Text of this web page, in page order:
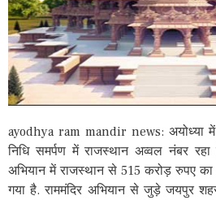
ayodhya ram mandir news: अयोध्या में
निधि समर्पण में राजस्थान अव्वल नंबर
अभियान में राजस्थान से 515 करोड़ रुपए का
गया है. राममंदिर अभियान से जुड़े जयपुर